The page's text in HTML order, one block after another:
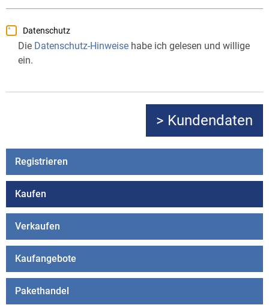
Datenschutz
Die Datenschutz-Hinweise habe ich gelesen und willige
ein.
Registrieren
Kaufen
Verkaufen
Kaufangebote
Pakethandel